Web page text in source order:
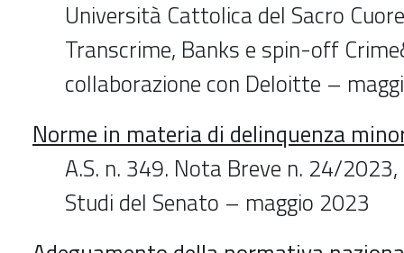
Università Cattolica del Sacro
Transcrime, Banks e spin-off
collaborazione con Deloitte –
Norme in materia di delinquenza
A.S. n. 349. Nota Breve n. 24/
Studi del Senato – maggio 2023